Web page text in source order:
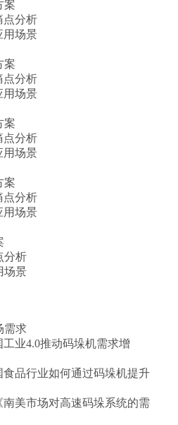
案
点分析
用场景
案
点分析
用场景
案
点分析
用场景
案
点分析
用场景
分析
场景
需求
业4.0推动码垛机需求增
品行业如何通过码垛机提升
美市场对高速码垛系统的需